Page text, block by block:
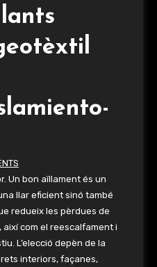
Un bon aïllament és un
llar eficient sinó també
redueix les pèrdues de
així com el reescalfament i
L’elecció depèn de la
interiors, façanes,